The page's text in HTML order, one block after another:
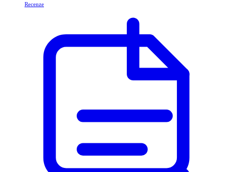
Recenze